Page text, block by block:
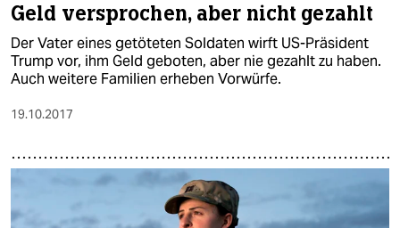
Geld versprochen, aber nicht gezahlt
Der Vater eines getöteten Soldaten wirft US-Präsident
Trump vor, ihm Geld geboten, aber nie gezahlt zu haben.
Auch weitere Familien erheben Vorwürfe.
19.10.2017